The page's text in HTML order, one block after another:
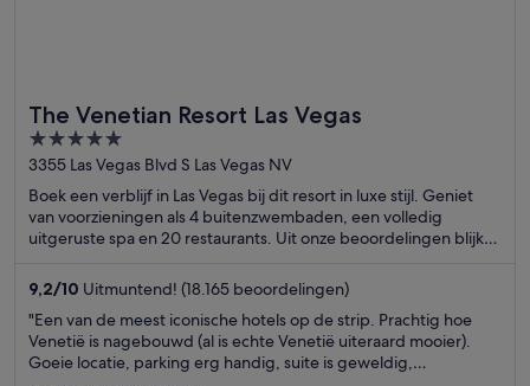
The Venetian Resort Las Vegas
5
out
of
5
3355 Las Vegas Blvd S Las Vegas NV
Boek een verblijf in Las Vegas bij dit resort in luxe stijl. Geniet
van voorzieningen als 4 buitenzwembaden, een volledig
uitgeruste spa en 20 restaurants. Uit onze beoordelingen blijkt
de buurt vind je trekpleisters als The Venetian Casino en The
Linq.
9,2/10 Uitmuntend! (18.165 beoordelingen)
"Een van de meest iconische hotels op de strip. Prachtig hoe
Venetië is nagebouwd (al is echte Venetië uiteraard mooier).
Goeie locatie, parking erg handig, suite is geweldig,